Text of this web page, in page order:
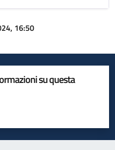
16:50
su questa
su 5
5